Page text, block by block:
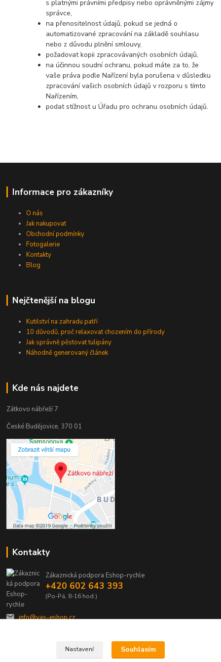
s platnými právními předpisy nebo oprávněnými zájmy
správce,
na přenositelnost údajů, pokud se jedná o
automatizované zpracování na základě souhlasu
nebo z důvodu plnění smlouvy,
požadovat kopii zpracovávaných osobních údajů,
na účinnou soudní ochranu, pokud máte za to, že
vaše práva podle Nařízení byla porušena v důsledku
zpracování vašich osobních údajů v rozporu s tímto
Nařízením,
podat stížnost u Úřadu pro ochranu osobních údajů.
Informace pro zákazníky
O nás
Jak nakupovat
Obchodní podmínky
Fotogalerie
Kontakty
Blog
Nejčtenější na blogu
Kutilství na zahradu patří
10 důvodů, proč relaxovat chozením do přírody
Jak správně pěstovat tulipány
Náhodně generovaný článek
Kde nás najdete
Zátkovo nábřeží 7
České Budějovice, 370 01
Kontakty
Zákaznická podpora Eshop-rychle
+420 602 643 393
(Po-Pá, 8-16 hod.)
info@vas-eshop.cz
Nastavení Souhlasím